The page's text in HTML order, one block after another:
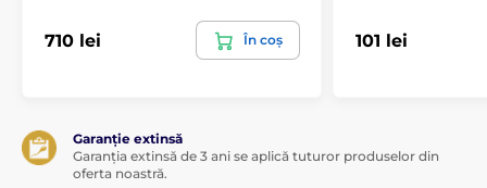
710 lei În coș 101 lei
Garanție extinsă
Garanția extinsă de 3 ani se aplică tuturor produselor din
oferta noastră.